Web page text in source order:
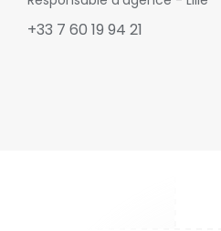
+33 7 60 19 94 21